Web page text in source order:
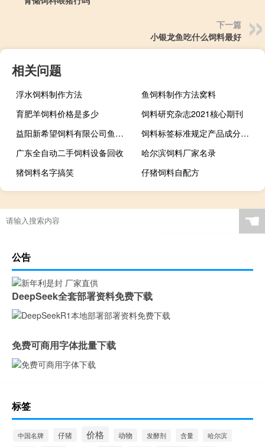
下一篇
小银龙鱼吃什么饲料最好
相关问题
浮水饲料制作方法
鱼饲料制作方法窝料
育肥羊饲料价格是多少
饲料研究杂志2021核心期刊
益阳新希望饲料有限公司鱼饲料
饲料标签标准规定产品成分分析必须符合
广东全自动二手饲料设备回收
哈尔滨饲料厂家名录
猪饲料名字搞笑
仔猪饲料自配方
☚
公告
DeepSeek全套部署资料免费下载
免费可商用字体批量下载
标签
中国名牌 仔猪 价格 动物 发酵剂 含量 哈尔滨